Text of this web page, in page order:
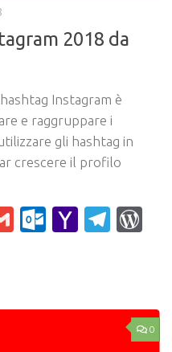
2018 da
Instagram è
e raggruppare i
gli hashtag in
crescere il profilo
Gmail Yahoo
0